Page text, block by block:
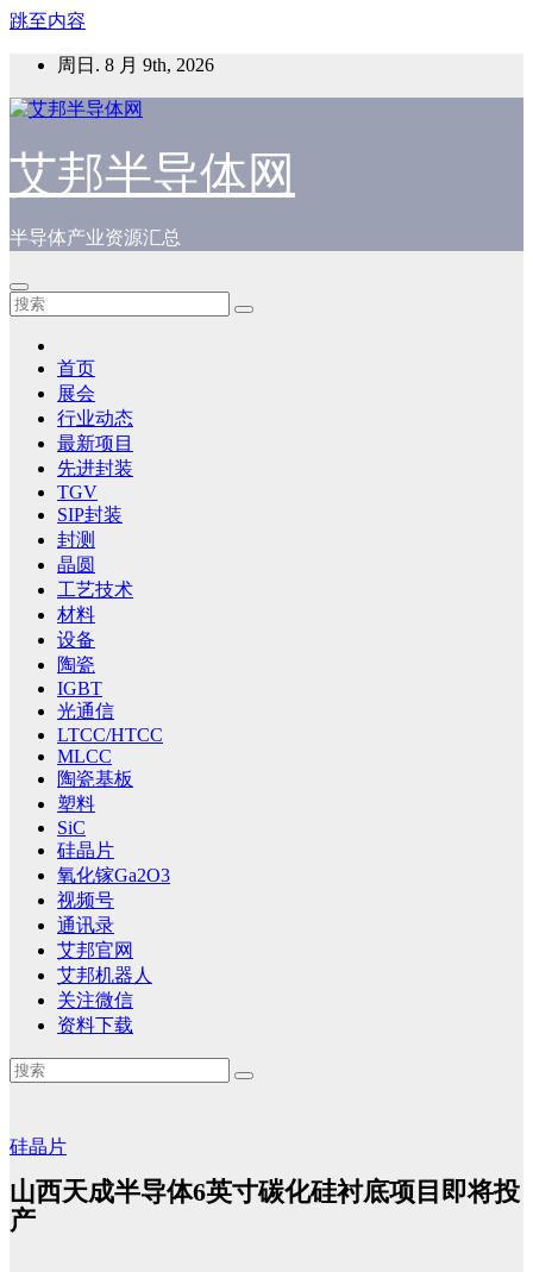
跳至内容
周日. 8 月 9th, 2026
艾邦半导体网
半导体产业资源汇总
首页
展会
行业动态
最新项目
先进封装
TGV
SIP封装
封测
晶圆
工艺技术
材料
设备
陶瓷
IGBT
光通信
LTCC/HTCC
MLCC
陶瓷基板
塑料
SiC
硅晶片
氧化镓Ga2O3
视频号
通讯录
艾邦官网
艾邦机器人
关注微信
资料下载
硅晶片
山西天成半导体6英寸碳化硅衬底项目即将投
产